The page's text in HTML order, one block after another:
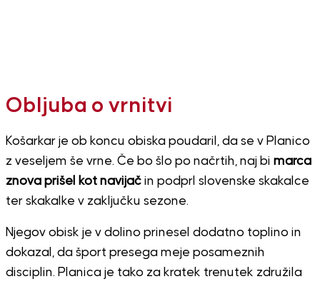
Obljuba o vrnitvi
Košarkar je ob koncu obiska poudaril, da se v Planico
z veseljem še vrne. Če bo šlo po načrtih, naj bi marca
znova prišel kot navijačin podprl slovenske skakalce
ter skakalke v zaključku sezone.
Njegov obisk je v dolino prinesel dodatno toplino in
dokazal, da šport presega meje posameznih
disciplin. Planica je tako za kratek trenutek združila